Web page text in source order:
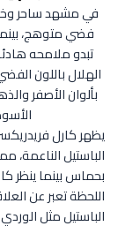
في مشهد ساحر
فضي متوهج،
تبدو ملامحه
الهلال باللون
بألوان الأصفر
يظهر كارل
الباستيل الناعمة،
بحماس بينما ينظر
اللحظة تعبر عن
الباستيل مثل